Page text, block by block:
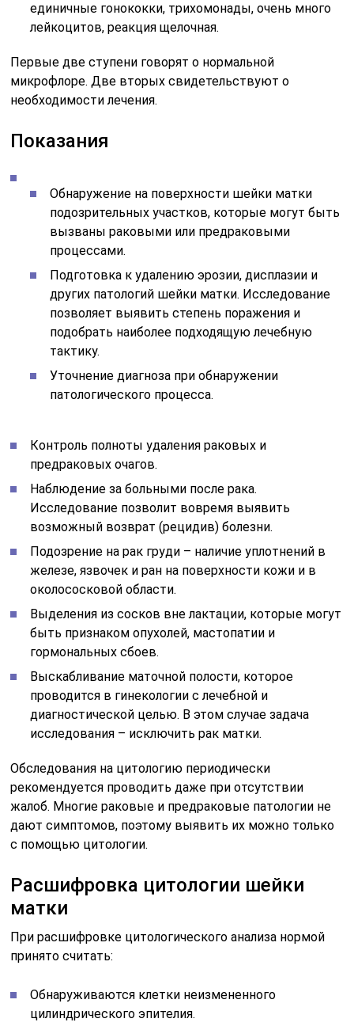
единичные гонококки, трихомонады, очень много
лейкоцитов, реакция щелочная.
Первые две ступени говорят о нормальной
микрофлоре. Две вторых свидетельствуют о
необходимости лечения.
Показания
Обнаружение на поверхности шейки матки
подозрительных участков, которые могут быть
вызваны раковыми или предраковыми
процессами.
Подготовка к удалению эрозии, дисплазии и
других патологий шейки матки. Исследование
позволяет выявить степень поражения и
подобрать наиболее подходящую лечебную
тактику.
Уточнение диагноза при обнаружении
патологического процесса.
Контроль полноты удаления раковых и
предраковых очагов.
Наблюдение за больными после рака.
Исследование позволит вовремя выявить
возможный возврат (рецидив) болезни.
Подозрение на рак груди – наличие уплотнений в
железе, язвочек и ран на поверхности кожи и в
околососковой области.
Выделения из сосков вне лактации, которые могут
быть признаком опухолей, мастопатии и
гормональных сбоев.
Выскабливание маточной полости, которое
проводится в гинекологии с лечебной и
диагностической целью. В этом случае задача
исследования – исключить рак матки.
Обследования на цитологию периодически
рекомендуется проводить даже при отсутствии
жалоб. Многие раковые и предраковые патологии не
дают симптомов, поэтому выявить их можно только
с помощью цитологии.
Расшифровка цитологии шейки
матки
При расшифровке цитологического анализа нормой
принято считать:
Обнаруживаются клетки неизмененного
цилиндрического эпителия.